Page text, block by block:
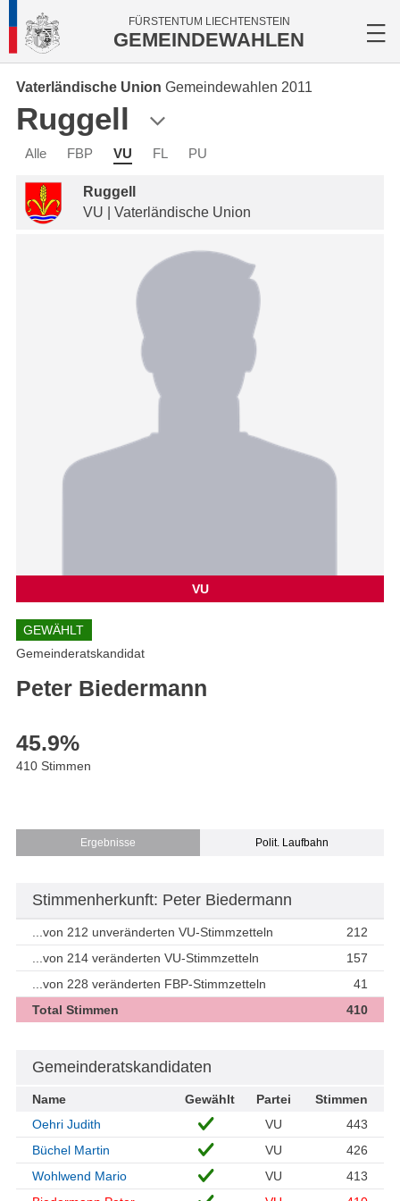
FÜRSTENTUM LIECHTENSTEIN
GEMEINDEWAHLEN
Vaterländische Union Gemeindewahlen 2011
Ruggell
Alle FBP VU FL PU
Ruggell
VU | Vaterländische Union
VU
GEWÄHLT
Gemeinderatskandidat
Peter Biedermann
45.9%
410 Stimmen
Ergebnisse Polit. Laufbahn
Stimmenherkunft: Peter Biedermann
...von 212 unveränderten VU-Stimmzetteln
212
...von 214 veränderten VU-Stimmzetteln
157
...von 228 veränderten FBP-Stimmzetteln
41
Total Stimmen
410
Gemeinderatskandidaten
Name Gewählt Partei
Stimmen
Oehri Judith
VU
443
Büchel Martin
VU
426
Wohlwend Mario
VU
413